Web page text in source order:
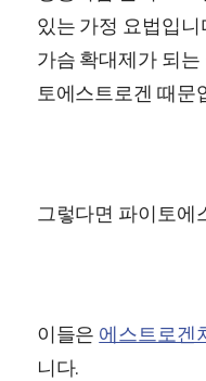
있는 가정 요법입
가슴 확대제가 되
토에스트로겐 때문
그렇다면 파이토에
이들은 에스트로겐
니다.